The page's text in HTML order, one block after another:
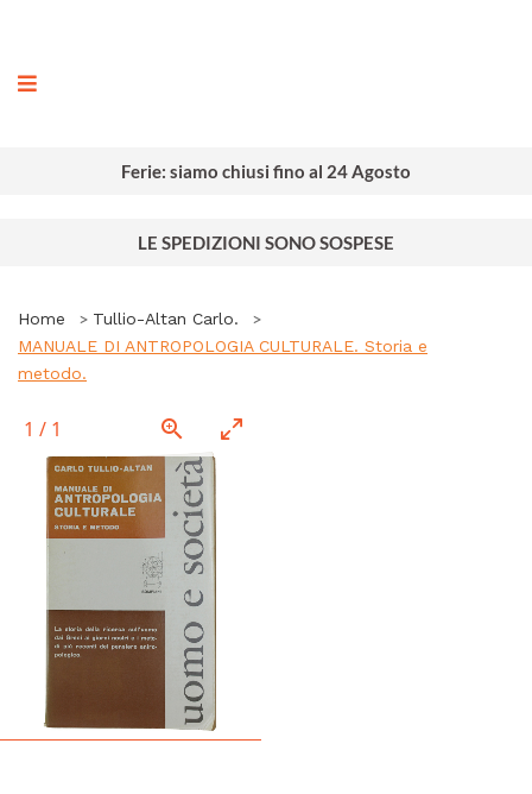
Ferie: siamo chiusi fino al 24 Agosto
LE SPEDIZIONI SONO SOSPESE
Home
Tullio-Altan Carlo.
MANUALE DI ANTROPOLOGIA CULTURALE. Storia e
metodo.
1 / 1